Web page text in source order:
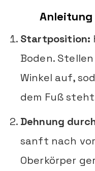
Startposition:
Boden.
Winkel auf,
dem Fuß
Dehnung
sanft nach
Oberkörper